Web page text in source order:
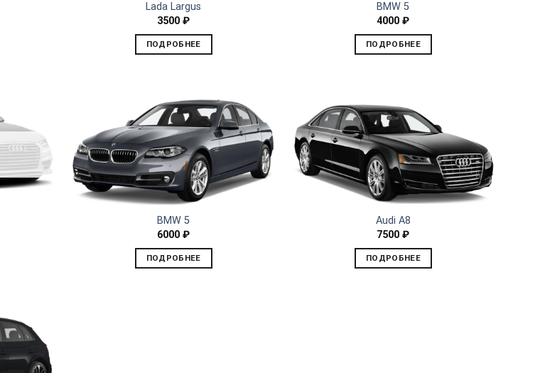
Lada Largus
3500₽
ПОДРОБНЕЕ
BMW 5
4000₽
ПОДРОБНЕЕ
BMW 5
6000₽
ПОДРОБНЕЕ
Audi A8
7500₽
ПОДРОБНЕЕ